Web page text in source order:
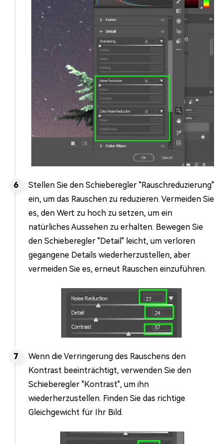
Stellen Sie den Schieberegler "Rauschreduzierung"
ein, um das Rauschen zu reduzieren. Vermeiden Sie
es, den Wert zu hoch zu setzen, um ein
natürliches Aussehen zu erhalten. Bewegen Sie
den Schieberegler "Detail" leicht, um verloren
gegangene Details wiederherzustellen, aber
vermeiden Sie es, erneut Rauschen einzuführen.
Wenn die Verringerung des Rauschens den
Kontrast beeinträchtigt, verwenden Sie den
Schieberegler "Kontrast", um ihn
wiederherzustellen. Finden Sie das richtige
Gleichgewicht für Ihr Bild.